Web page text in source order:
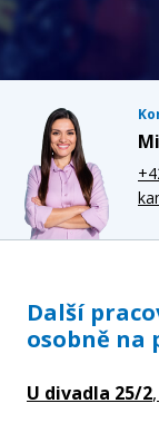
Další
osobně na
U divadla 25/2